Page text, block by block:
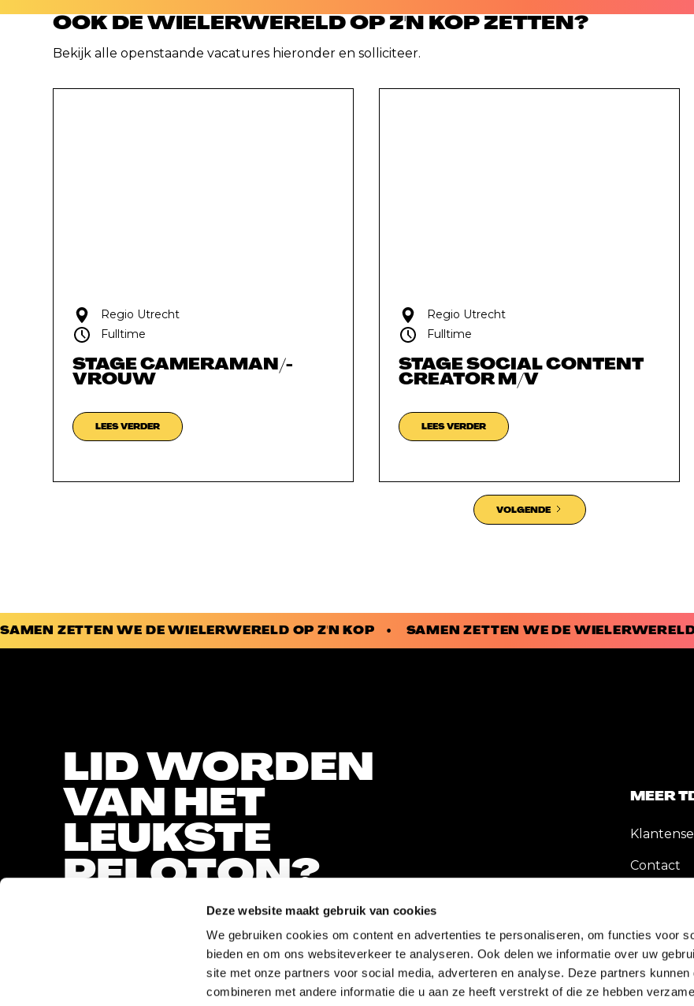
Deze website maakt gebruik van cookies
We gebruiken cookies om content en advertenties te personaliseren, om functies voor
bieden en om ons websiteverkeer te analyseren. Ook delen we informatie over uw
site met onze partners voor social media, adverteren en analyse. Deze partners kunnen
combineren met andere informatie die u aan ze heeft verstrekt of die ze hebben
OOK DE WIELERWERELD OP Z'N KOP ZETTEN?
Bekijk alle openstaande vacatures hieronder en solliciteer.
Regio Utrecht
Fulltime
STAGE CAMERAMAN/-
VROUW
LEES VERDER
Regio Utrecht
Fulltime
STAGE SOCIAL CONTENT
CREATOR M/V
LEES VERDER
VOLGENDE
SAMEN ZETTEN WE DE WIELERWERELD OP Z'N KOP • SAMEN ZETTEN WE DE
LID WORDEN
VAN HET
LEUKSTE
PELOTON?
40.000+leden in ons
nieuwsbriefpeloton
Ontvang nog meer updates, kortingscodes en
MEER
Contact